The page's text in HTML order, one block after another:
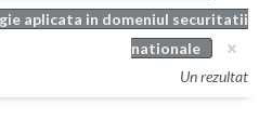
aplicata in domeniul securitatii
nationale
Un rezultat